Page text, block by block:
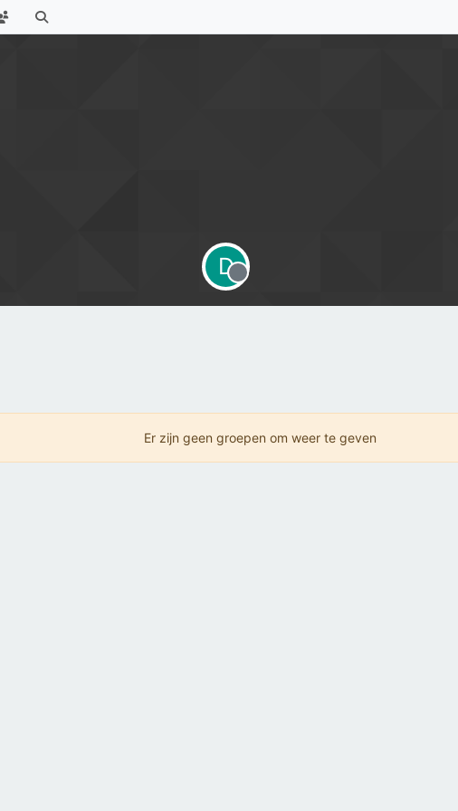
D
Offline
Er zijn geen groepen om weer te geven